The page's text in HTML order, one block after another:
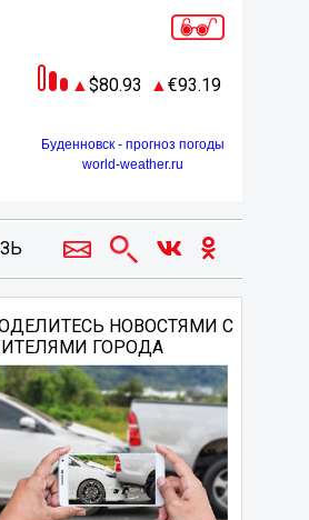
80.93 93.19
Буденновск - прогноз погоды
world-weather.ru
НОВОСТЯМИ С
ГОРОДА